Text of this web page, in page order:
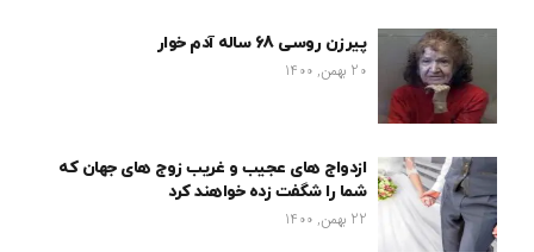
پیرزن روسی 68 ساله آدم خوار
20 بهمن, 1400
ازدواج های عجیب و غریب زوج های جهان که
شما را شگفت زده خواهند کرد
22 بهمن, 1400